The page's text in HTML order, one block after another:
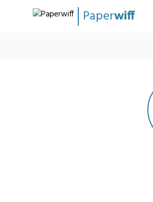
Paperwiff